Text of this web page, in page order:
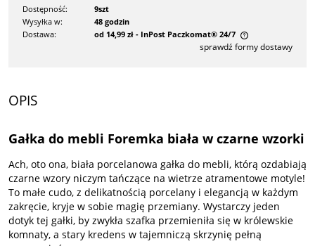
Dostępność:
9szt
Wysyłka w:
48 godzin
Dostawa:
od 14,99 zł - InPost Paczkomat® 24/7
Cena nie zawiera ewentualnych kosztów płatności
sprawdź formy dostawy
OPIS
Gałka do mebli Foremka biała w czarne wzorki
Ach, oto ona, biała porcelanowa gałka do mebli, którą ozdabiają
czarne wzory niczym tańczące na wietrze atramentowe motyle!
To małe cudo, z delikatnością porcelany i elegancją w każdym
zakręcie, kryje w sobie magię przemiany. Wystarczy jeden
dotyk tej gałki, by zwykła szafka przemieniła się w królewskie
komnaty, a stary kredens w tajemniczą skrzynię pełną